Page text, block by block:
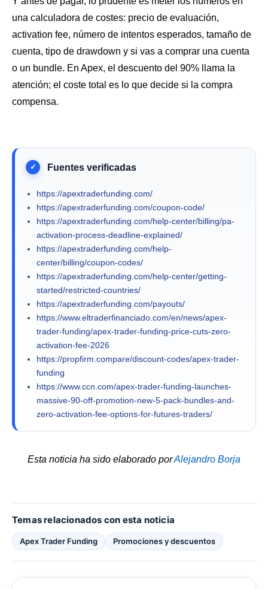
una calculadora de costes: precio de evaluación,
activation fee, número de intentos esperados, tamaño de
cuenta, tipo de drawdown y si vas a comprar una cuenta
o un bundle. En Apex, el descuento del 90% llama la
atención; el coste total es lo que decide si la compra
compensa.
https://apextraderfunding.com/
https://apextraderfunding.com/coupon-code/
https://apextraderfunding.com/help-center/billing/pa-
activation-process-deadline-explained/
https://apextraderfunding.com/help-
center/billing/coupon-codes/
https://apextraderfunding.com/help-center/getting-
started/restricted-countries/
https://apextraderfunding.com/payouts/
https://www.eltraderfinanciado.com/en/news/apex-
trader-funding/apex-trader-funding-price-cuts-zero-
activation-fee-2026
https://propfirm.compare/discount-codes/apex-trader-
funding
https://www.ccn.com/apex-trader-funding-launches-
massive-90-off-promotion-new-5-pack-bundles-and-
zero-activation-fee-options-for-futures-traders/
Esta noticia ha sido elaborado porAlejandro Borja
Temas relacionados con esta noticia
Apex Trader Funding Promociones y descuentos